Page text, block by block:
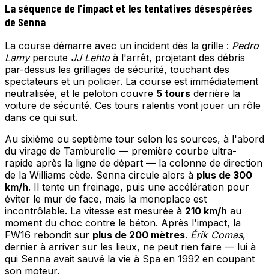
La séquence de l'impact et les tentatives désespérées
de Senna
La course démarre avec un incident dès la grille : Pedro
Lamypercute JJ Lehto à l'arrêt, projetant des débris
par-dessus les grillages de sécurité, touchant des
spectateurs et un policier. La course est immédiatement
neutralisée, et le peloton couvre 5 tours derrière la
voiture de sécurité. Ces tours ralentis vont jouer un rôle
dans ce qui suit.
Au sixième ou septième tour selon les sources, à l'abord
du virage de Tamburello — première courbe ultra-
rapide après la ligne de départ — la colonne de direction
de la Williams cède. Senna circule alors à plus de 300
km/h. Il tente un freinage, puis une accélération pour
éviter le mur de face, mais la monoplace est
incontrôlable. La vitesse est mesurée à 210 km/h au
moment du choc contre le béton. Après l'impact, la
FW16 rebondit sur plus de 200 mètres. Érik Comas,
dernier à arriver sur les lieux, ne peut rien faire — lui à
qui Senna avait sauvé la vie à Spa en 1992 en coupant
son moteur.